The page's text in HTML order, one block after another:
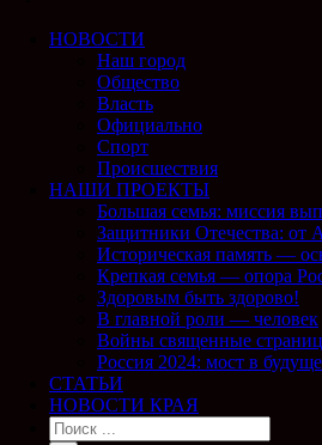
НОВОСТИ
Наш город
Общество
Власть
Официально
Спорт
Происшествия
НАШИ ПРОЕКТЫ
Большая семья: миссия
Защитники Отечества: от
Историческая память —
Крепкая семья — опора
Здоровым быть здорово!
В главной роли — человек
Войны священные
Россия 2024: мост в
СТАТЬИ
НОВОСТИ КРАЯ